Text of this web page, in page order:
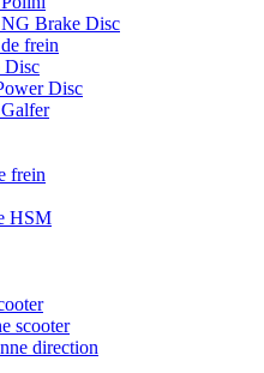
Brake Disc
frein
Disc
Disc
frein
HSM
scooter
direction